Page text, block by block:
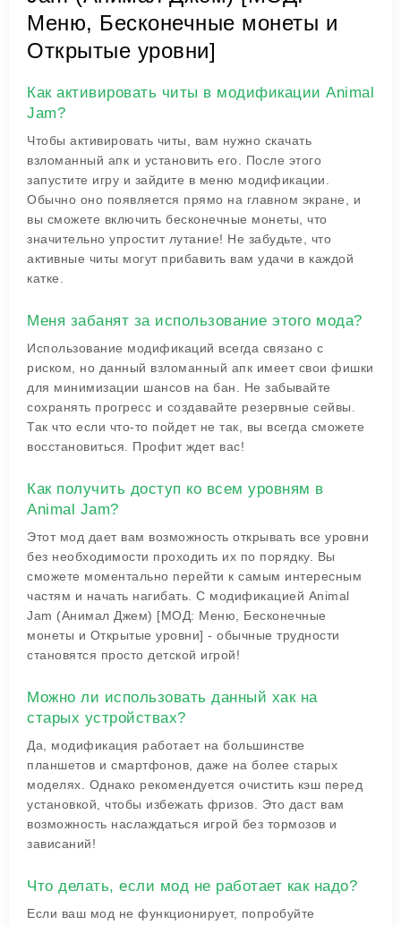
Меню, Бесконечные монеты и
Открытые уровни]
Как активировать читы в модификации Animal
Jam?
Чтобы активировать читы, вам нужно скачать
взломанный апк и установить его. После этого
запустите игру и зайдите в меню модификации.
Обычно оно появляется прямо на главном экране, и
вы сможете включить бесконечные монеты, что
значительно упростит лутание! Не забудьте, что
активные читы могут прибавить вам удачи в каждой
катке.
Меня забанят за использование этого мода?
Использование модификаций всегда связано с
риском, но данный взломанный апк имеет свои фишки
для минимизации шансов на бан. Не забывайте
сохранять прогресс и создавайте резервные сейвы.
Так что если что-то пойдет не так, вы всегда сможете
восстановиться. Профит ждет вас!
Как получить доступ ко всем уровням в
Animal Jam?
Этот мод дает вам возможность открывать все уровни
без необходимости проходить их по порядку. Вы
сможете моментально перейти к самым интересным
частям и начать нагибать. С модификацией Animal
Jam (Анимал Джем) [МОД: Меню, Бесконечные
монеты и Открытые уровни] - обычные трудности
становятся просто детской игрой!
Можно ли использовать данный хак на
старых устройствах?
Да, модификация работает на большинстве
планшетов и смартфонов, даже на более старых
моделях. Однако рекомендуется очистить кэш перед
установкой, чтобы избежать фризов. Это даст вам
возможность наслаждаться игрой без тормозов и
зависаний!
Что делать, если мод не работает как надо?
Если ваш мод не функционирует, попробуйте